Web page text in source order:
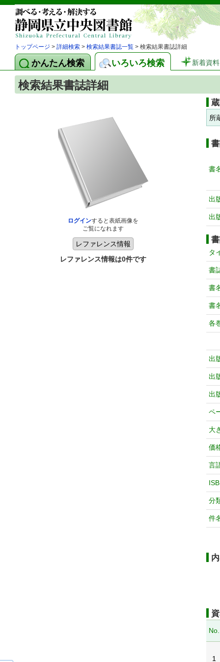
トップページ > 詳細検索 > 検索結果書誌一覧 > 検索結果書誌詳細
かんたん検索 いろいろ検索 新着資料
検索結果書誌詳細
ログインすると表紙画像を
ご覧になれます
レファレンス情報は0件です
所
書
出
出
タ
書
書
書
各
出
出
出
ペ
大
価
言
分
件
No.
1